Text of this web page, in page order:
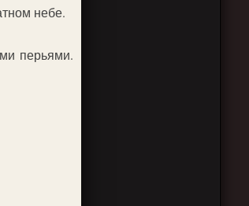
небе.
перьями.